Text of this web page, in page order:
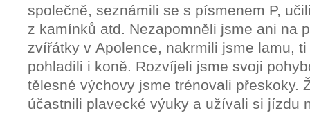
společně, seznámili se s písmenem P,
z kamínků atd. Nezapomněli jsme ani na
zvířátky v Apolence, nakrmili jsme lamu,
pohladili i koně. Rozvíjeli jsme svoji
tělesné výchovy jsme trénovali přeskoky.
účastnili plavecké výuky a užívali si jízdu